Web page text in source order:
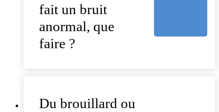
fait un bruit
anormal, que
faire ?
Du brouillard ou